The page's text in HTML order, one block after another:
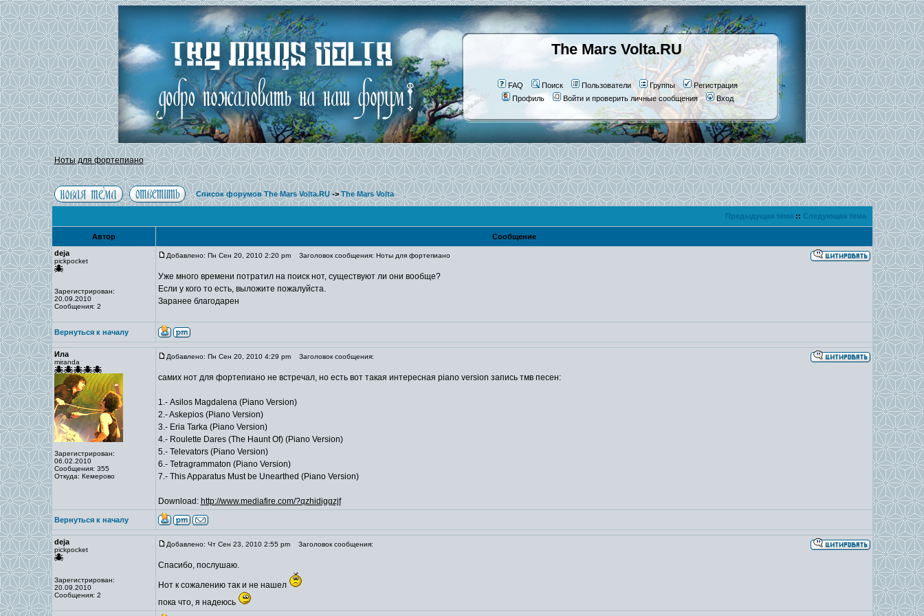
The Mars Volta.RU
FAQ Поиск Пользователи Группы
Регистрация
Профиль
Войти и проверить личные сообщения Вход
Ноты для фортепиано
Список форумов The Mars Volta.RU->The Mars Volta
Предыдущая тема :: Следующая тема
Автор
Сообщение
deja
pickpocket
Зарегистрирован:
20.09.2010
Сообщения: 2
Добавлено: Пн Сен 20, 2010 2:20 pm Заголовок сообщения: Ноты для фортепиано
Уже много времени потратил на поиск нот, существуют ли они вообще?
Если у кого то есть, выложите пожалуйста.
Заранее благодарен
Вернуться к началу
Ила
miranda
Зарегистрирован:
06.02.2010
Сообщения: 355
Откуда: Кемерово
Добавлено: Пн Сен 20, 2010 4:29 pm Заголовок сообщения:
самих нот для фортепиано не встречал, но есть вот такая интересная piano version запись тмв песен:
1.- Asilos Magdalena (Piano Version)
2.- Askepios (Piano Version)
3.- Eria Tarka (Piano Version)
4.- Roulette Dares (The Haunt Of) (Piano Version)
5.- Televators (Piano Version)
6.- Tetragrammaton (Piano Version)
7.- This Apparatus Must be Unearthed (Piano Version)
Download: http://www.mediafire.com/?qzhidiggzjf
Вернуться к началу
deja
pickpocket
Зарегистрирован:
20.09.2010
Сообщения: 2
Добавлено: Чт Сен 23, 2010 2:55 pm Заголовок сообщения:
Спасибо, послушаю.
Нот к сожалению так и не нашел
пока что, я надеюсь